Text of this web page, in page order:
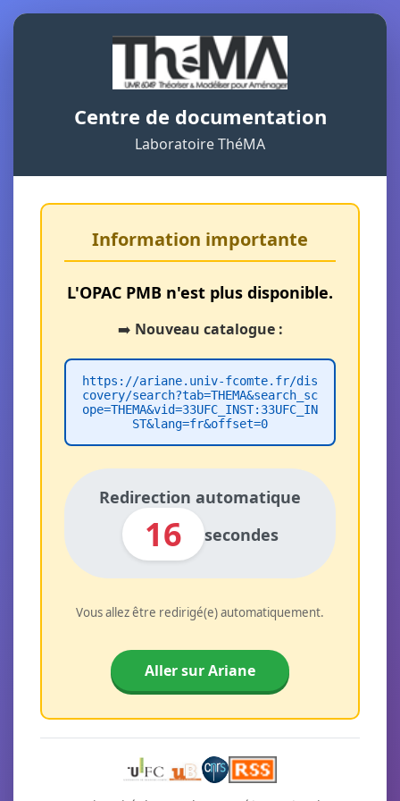
Centre de documentation
Laboratoire ThéMA
Information importante
L'OPAC PMB n'est plus disponible.
➡️ Nouveau catalogue :
https://ariane.univ-fcomte.fr/dis
covery/search?tab=THEMA&search_sc
ope=THEMA&vid=33UFC_INST:33UFC_IN
ST&lang=fr&offset=0
Redirection automatique
16 secondes
Vous allez être redirigé(e) automatiquement.
Aller sur Ariane